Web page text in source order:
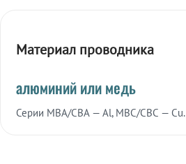
Материал проводника
алюминий или медь
Серии МВА/СВА — Al, МВС/СВС — Cu.